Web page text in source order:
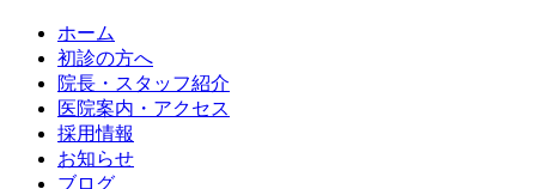
ホーム
初診の方へ
院長・スタッフ紹介
医院案内・アクセス
採用情報
お知らせ
ブログ